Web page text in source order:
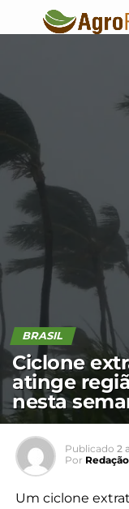
BRASIL
Ciclone
atinge
nesta
Publicado 2
Por Redação
Um ciclone